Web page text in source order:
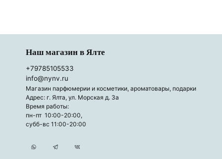
Наш магазин в Ялте
+79785105533
info@nynv.ru
Магазин парфюмерии и косметики, ароматовары, подарки
Адрес: г. Ялта, ул. Морская д. 3а
Время работы:
пн-пт 10:00-20:00,
субб-вс 11:00-20:00